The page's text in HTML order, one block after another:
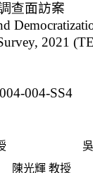
查面訪案
2021
004-SS4
授 吳重
教授 詹